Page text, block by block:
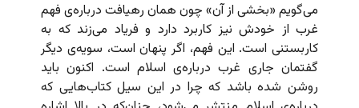
می‌گویم «بخشی از آن» چون همان رهیافت درباره‌ی فهم
غرب از خودش نیز کاربرد دارد و فریاد می‌زند که به
کاربستنی است. این فهم، اگر پنهان است، سویه‌ی دیگر
گفتمان جاری غرب درباره‌ی اسلام است. اکنون باید
روشن شده باشد که چرا در این سیل کتاب‌هایی که